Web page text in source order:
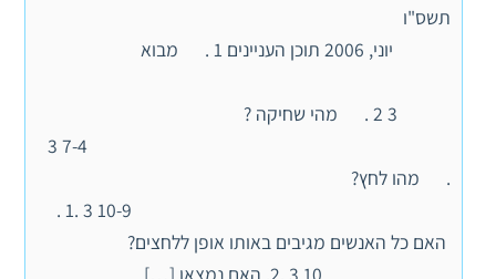
תשס"ו
יוני, 2006 תוכן העניינים 1 . מבוא
3 2 . מהי שחיקה ?
7-4 3
. מהו לחץ?
10-9 3 .1 .
האם כל האנשים מגיבים באותו אופן ללחצים?